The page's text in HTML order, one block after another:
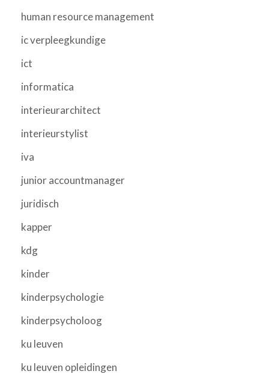
human resource management
ic verpleegkundige
ict
informatica
interieurarchitect
interieurstylist
iva
junior accountmanager
juridisch
kapper
kdg
kinder
kinderpsychologie
kinderpsycholoog
ku leuven
ku leuven opleidingen